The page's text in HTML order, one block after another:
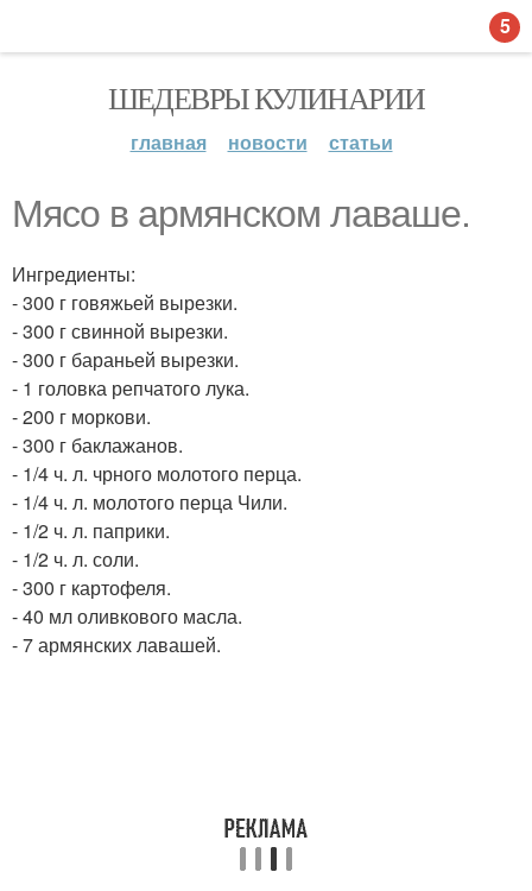
ШЕДЕВРЫ КУЛИНАРИИ
главная новости статьи
Мясо в армянском лаваше.
Ингредиенты:
- 300 г говяжьей вырезки.
- 300 г свинной вырезки.
- 300 г бараньей вырезки.
- 1 головка репчатого лука.
- 200 г моркови.
- 300 г баклажанов.
- 1/4 ч. л. чрного молотого перца.
- 1/4 ч. л. молотого перца Чили.
- 1/2 ч. л. паприки.
- 1/2 ч. л. соли.
- 300 г картофеля.
- 40 мл оливкового масла.
- 7 армянских лавашей.
5